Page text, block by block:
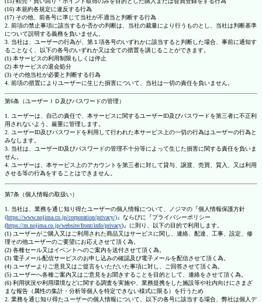
(16) 本規約各規定に違反する行為
(17) その他、前各号に準じて当社が不適当と判断する行為
2. 前項の禁止事項に該当するか否かの判断は、当社の裁量により行うものとし、当社は判断基準
について説明する義務を負いません。
3. 当社は、ユーザーの行為が、第１項各号のいずれかに該当すると判断した場合、事前に通知す
ることなく、以下の各号のいずれか又は全ての措置を講じることができます。
(1) 本サービスの利用制限もしくは停止
(2) 本サービスの退会処分
(3) その他当社が必要と判断する行為
4. 前項の措置によりユーザーに生じた損害について、当社は一切の責任を負いません。
第6条（ユーザーＩＤ及びパスワードの管理）
1. ユーザーは、自己の責任で、本サービスに関するユーザーID及びパスワードを第三者に不正利
用されないよう、厳重に管理します。
2. ユーザーID及びパスワードを利用して行われた本サービス上の一切の行為はユーザーの行為と
みなします。
3. 当社は、ユーザーID及びパスワードの管理不十分等によって生じた損害に関する責任を負いま
せん。
4. ユーザーは、本サービス上のアカウントを第三者に対して貸与、譲渡、売買、質入、又は利用
させる等の行為をすることはできません。
第7条（個人情報の取扱い）
1. 当社は、業務を通じ知り得たユーザーの個人情報について、ノジマの『個人情報保護方針
(https://www.nojima.co.jp/corporation/privacy/)』ならびに『プライバシーポリシー
(https://m.nojima.co.jp/website/front/info/privacy)』に則り、以下の目的で利用します。
(1) ユーザーがご購入又はご利用された商品又はサービスに関し、連絡、配達、工事、設定、修
理その他ユーザーのご要望にお応えさせて頂く為。
(2) 各種セール又はイベントへのご案内を送付させて頂く為。
(3) 電子メール配信サービスのお申し込みの確認及び電子メールを配信させて頂く為。
(4) ユーザーよりご意見又はご提言をいただいた事項に対し、ご回答させて頂く為。
(5) ユーザーへ各種ご案内又はご意見をお聞きすることを目的として、連絡をさせて頂く為。
(6) 利用状況や利用環境などに関する調査を実施や、業務提携をした施設等や社内向けにさまざ
まな報告（属性の集計・分析等個人を特定できない様式に限る）を行うため
2. 業務を通じ知り得たユーザーの個人情報について、以下の各号に該当する場合、弊社は個人デ